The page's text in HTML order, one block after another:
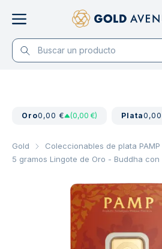
Oro0,00 € (0,00 €) Plata
Gold
Coleccionables de plata PAMP
5 gramos Lingote de Oro - Buddha con